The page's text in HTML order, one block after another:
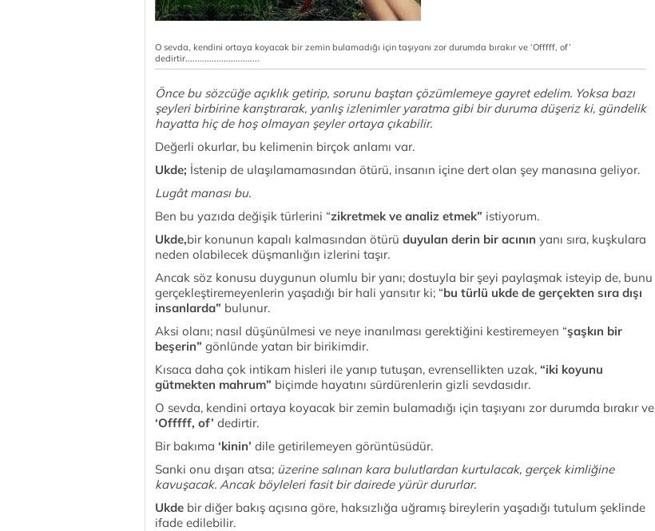
O sevda, kendini ortaya koyacak bir zemin bulamadığı için taşıyanı zor durumda bırakır ve ‘Offfff, of’
dedirtir...............................
Önce bu sözcüğe açıklık getirip, sorunu baştan çözümlemeye gayret edelim. Yoksa bazı
şeyleri birbirine karıştırarak, yanlış izlenimler yaratma gibi bir duruma düşeriz ki, gündelik
hayatta hiç de hoş olmayan şeyler ortaya çıkabilir.
Değerli okurlar, bu kelimenin birçok anlamı var.
Ukde; İstenip de ulaşılamamasından ötürü, insanın içine dert olan şey manasına geliyor.
Lugât manası bu.
Ben bu yazıda değişik türlerini “zikretmek ve analiz etmek” istiyorum.
Ukde,bir konunun kapalı kalmasından ötürü duyulan derin bir acının yanı sıra, kuşkulara
neden olabilecek düşmanlığın izlerini taşır.
Ancak söz konusu duygunun olumlu bir yanı; dostuyla bir şeyi paylaşmak isteyip de, bunu
gerçekleştiremeyenlerin yaşadığı bir hali yansıtır ki; “bu türlü ukde de gerçekten sıra dışı
insanlarda” bulunur.
Aksi olanı; nasıl düşünülmesi ve neye inanılması gerektiğini kestiremeyen “şaşkın bir
beşerin” gönlünde yatan bir birikimdir.
Kısaca daha çok intikam hisleri ile yanıp tutuşan, evrensellikten uzak, “iki koyunu
gütmekten mahrum” biçimde hayatını sürdürenlerin gizli sevdasıdır.
O sevda, kendini ortaya koyacak bir zemin bulamadığı için taşıyanı zor durumda bırakır ve
‘Offfff, of’ dedirtir.
Bir bakıma ‘kinin’ dile getirilemeyen görüntüsüdür.
Sanki onu dışarı atsa; üzerine salınan kara bulutlardan kurtulacak, gerçek kimliğine
kavuşacak. Ancak böyleleri fasit bir dairede yürür dururlar.
Ukde bir diğer bakış açısına göre, haksızlığa uğramış bireylerin yaşadığı tutulum şeklinde
ifade edilebilir.